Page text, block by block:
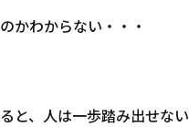
かわからない・・・
と、人は一歩踏み出せない